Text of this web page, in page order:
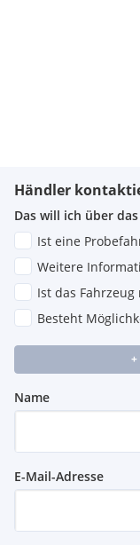
Händler
Das will ich über
Ist eine
Weitere
Ist das
Besteht
Name
E-Mail-Adresse